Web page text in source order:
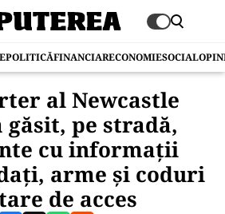
POLITICĂFINANCIARECONOMIESOCIAL
al Newcastle
găsit, pe stradă,
cu informații
arme și coduri
de acces